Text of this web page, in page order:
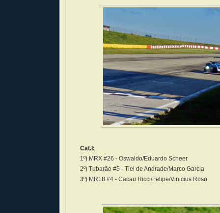
Cat.I:
1º) MRX #26 - Oswaldo/Eduardo Scheer
2º) Tubarão #5 - Tiel de Andrade/Marco Garcia
3º) MR18 #4 - Cacau Ricci/Felipe/Vinicius Roso